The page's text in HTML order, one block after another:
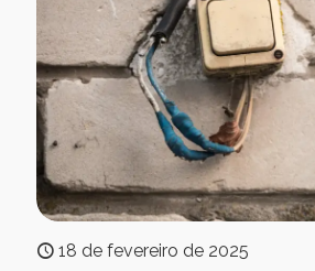
18 de fevereiro de 2025